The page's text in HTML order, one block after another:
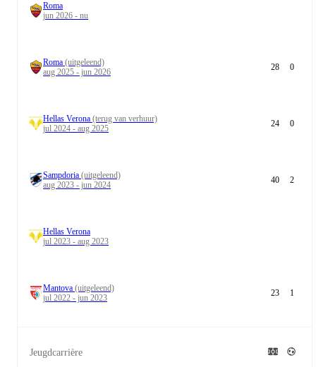
Roma
jun 2026 - nu
Roma (uitgeleend)
aug 2025 - jun 2026
28 0
Hellas Verona (terug van verhuur)
jul 2024 - aug 2025
24 0
Sampdoria (uitgeleend)
aug 2023 - jun 2024
40 2
Hellas Verona
jul 2023 - aug 2023
Mantova (uitgeleend)
jul 2022 - jun 2023
23 1
Jeugdcarrière